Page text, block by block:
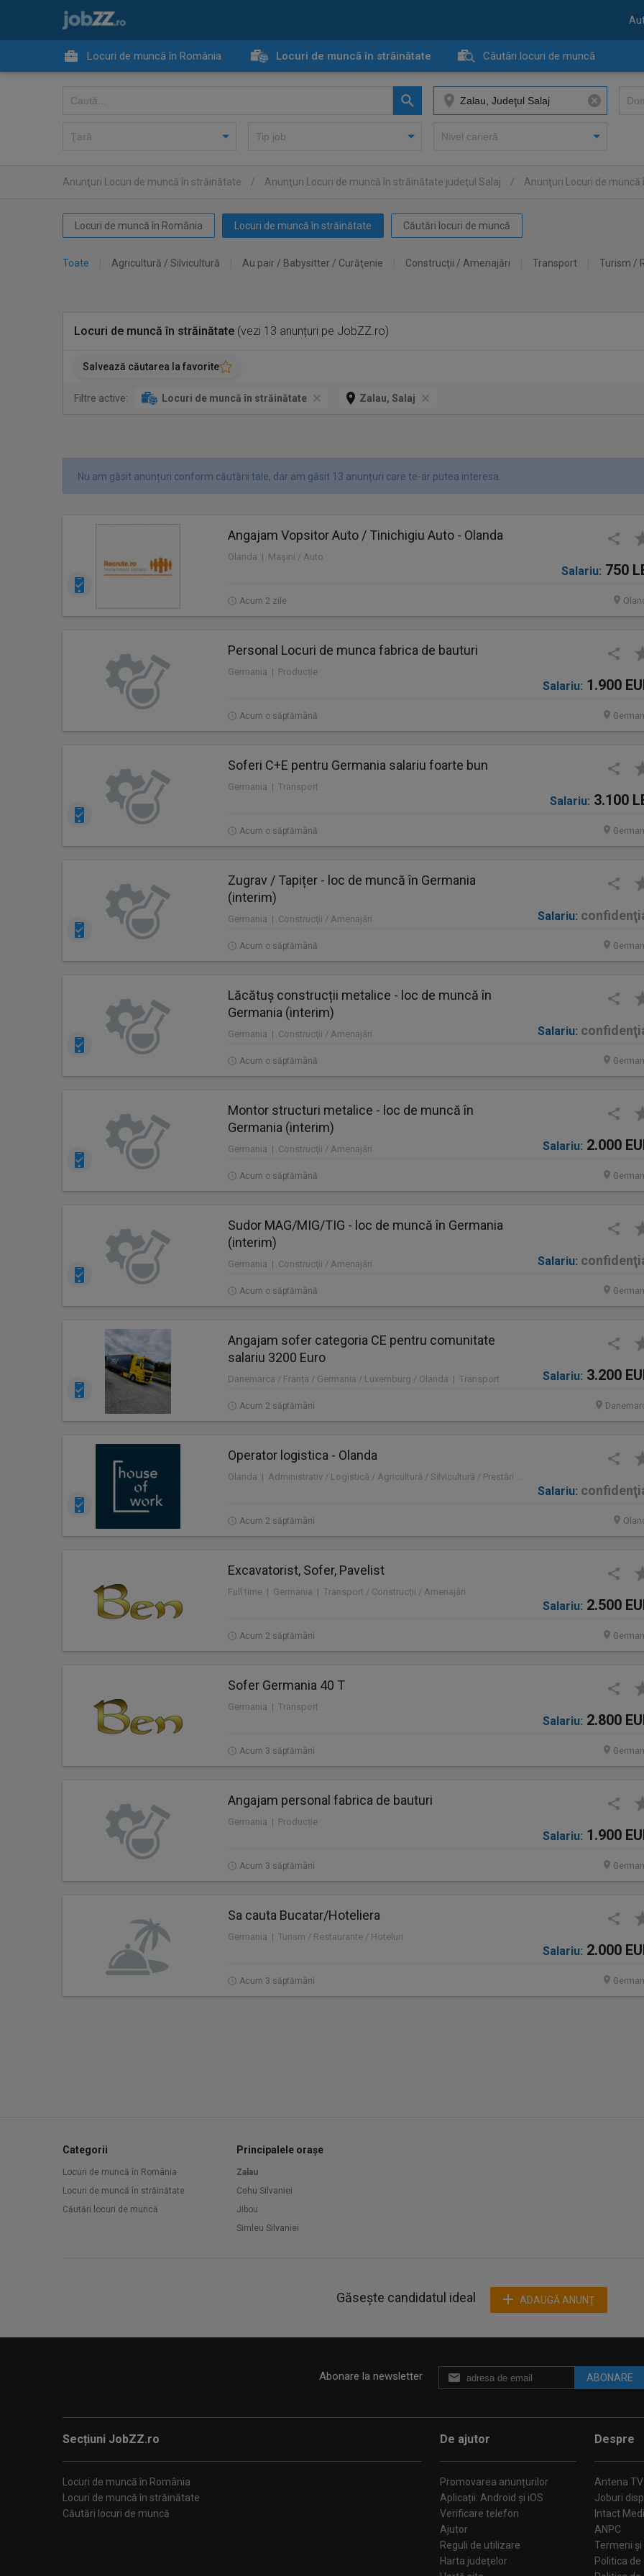
Locuri de muncă în România Locuri de muncă în străinătate Căutări locuri de muncă
Anunţuri Locuri de muncă în străinătate / Anunţuri Locuri de muncă în străinătate judeţul Salaj / Anunţuri Locuri de
Locuri de muncă în România Locuri de muncă în străinătate Căutări locuri de muncă
Toate Agricultură / Silvicultură Au pair / Babysitter / Curăţenie Construcţii / Amenajări Transport Turism /
Locuri de muncă în străinătate (vezi 13 anunțuri pe JobZZ.ro)
Salvează căutarea la favorite
Filtre active: Locuri de muncă în străinătate Zalau, Salaj
Nu am găsit anunțuri conform căutării tale, dar am găsit 13 anunțuri care te-ar putea interesa.
Angajam Vopsitor Auto / Tinichigiu Auto - Olanda
Olanda | Maşini / Auto
Salariu: 750
Acum 2 zile
Personal Locuri de munca fabrica de bauturi
Germania | Producție
Salariu: 1.900
Acum o săptămână
Soferi C+E pentru Germania salariu foarte bun
Germania | Transport
Salariu: 3.100
Acum o săptămână
Zugrav / Tapițer - loc de muncă în Germania
(interim)
Germania | Construcţii / Amenajări Salariu:
Acum o săptămână
Lăcătuș construcții metalice - loc de muncă în
Germania (interim)
Germania | Construcţii / Amenajări Salariu:
Acum o săptămână
Montor structuri metalice - loc de muncă în
Germania (interim)
Germania | Construcţii / Amenajări Salariu: 2.000
Acum o săptămână
Sudor MAG/MIG/TIG - loc de muncă în Germania
(interim)
Germania | Construcţii / Amenajări Salariu:
Acum o săptămână
Angajam sofer categoria CE pentru comunitate
salariu 3200 Euro
Danemarca / Franța / Germania / Luxemburg / Olanda | Transport Salariu: 3.200
Acum 2 săptămâni
Operator logistica - Olanda
Olanda | Administrativ / Logistică / Agricultură / Silvicultură / Prestări servicii / Producție /
Salariu:
Acum 2 săptămâni
Excavatorist, Sofer, Pavelist
Full time | Germania | Transport / Construcţii / Amenajări
Salariu: 2.500
Acum 2 săptămâni
Sofer Germania 40 T
Germania | Transport
Salariu: 2.800
Acum 3 săptămâni
Angajam personal fabrica de bauturi
Germania | Producție
Salariu: 1.900
Acum 3 săptămâni
Sa cauta Bucatar/Hoteliera
Germania | Turism / Restaurante / Hoteluri
Salariu: 2.000
Acum 3 săptămâni
Categorii
Locuri de muncă în România
Locuri de muncă în străinătate
Căutări locuri de muncă
Principalele orașe
Zalau
Cehu Silvaniei
Jibou
Simleu Silvaniei
Găsește candidatul ideal ADAUGĂ ANUNŢ
Abonare la newsletter ABONARE
Secțiuni JobZZ.ro
Locuri de muncă în România
Locuri de muncă în străinătate
Căutări locuri de muncă
De ajutor
Promovarea anunțurilor
Aplicații: Android și iOS
Verificare telefon
Ajutor
Reguli de utilizare
Harta judeţelor
Despre
Antena TV
Joburi
Intact
ANPC
Termeni și
Politica de